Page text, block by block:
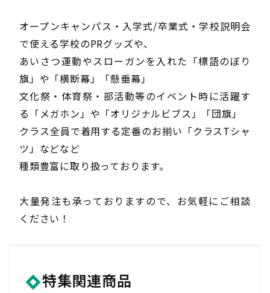
オープンキャンパス・入学式/卒業式・学校説明会
で使える学校のPRグッズや、
あいさつ運動やスローガンを入れた「標語のぼり
旗」や「横断幕」「懸垂幕」
文化祭・体育祭・部活動等のイベント時に活躍す
る「メガホン」や「オリジナルビブス」「団旗」
クラス全員で着用する定番のお揃い「クラスTシャ
ツ」などなど
種類豊富に取り扱っております。
大量発注も承っておりますので、お気軽にご相談
ください！
特集関連商品